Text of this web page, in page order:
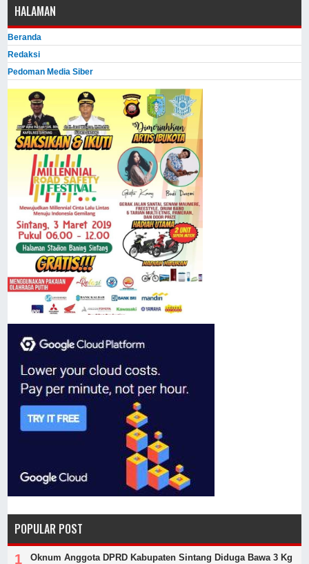
HALAMAN
Beranda
Redaksi
Pedoman Media Siber
POPULAR POST
Oknum Anggota DPRD Kabupaten Sintang Diduga Bawa 3 Kg